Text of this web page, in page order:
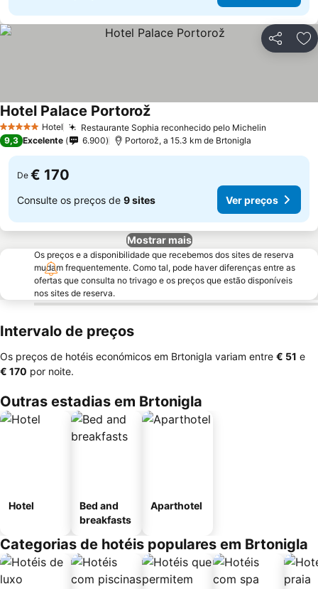
Partilhar
5 Estrelas Hotel Restaurante Sophia reconhecido pelo Michelin
Hotel Palace PortorožVer preços
9,3 Excelente 6.900 Portorož, a 15.3 km de Brtonigla
De € 170
Consulte os preços de 9 sites Ver preços
Mostrar mais
Os preços e a disponibilidade que recebemos dos sites de reserva
mudam frequentemente. Como tal, pode haver diferenças entre as
ofertas que consulta no trivago e os preços que estão disponíveis
nos sites de reserva.
Intervalo de preços
Os preços de hotéis económicos em Brtonigla variam entre ‎€ 51 e
‎€ 170 por noite.
Outras estadias em Brtonigla
Hotel
Bed and
breakfasts
Aparthotel
Categorias de hotéis populares em Brtonigla